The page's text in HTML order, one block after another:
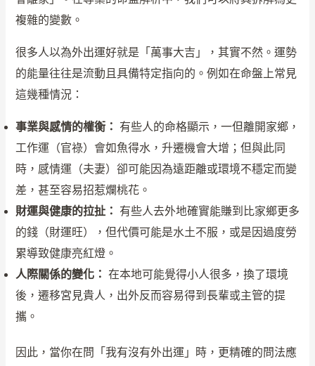
複雜的變數。
很多人以為外出運好就是「萬事大吉」，其實不然。運勢
的能量往往是流動且具備特定指向的。例如在命盤上常見
這幾種情況：
事業與感情的權衡：
有些人的命格顯示，一但離開家鄉，
工作運（官祿）會如魚得水，升遷機會大增；但與此同
時，感情運（夫妻）卻可能因為遠距離或環境不穩定而變
差，甚至容易招惹爛桃花。
財運與健康的拉扯：
有些人去外地確實能賺到比家鄉更多
的錢（財運旺），但代價可能是水土不服，或是因過度勞
累導致健康亮紅燈。
人際關係的變化： 在本地可能覺得小人很多，換了環境
後，遷移宮見貴人，出外反而容易得到長輩或主管的提
攜。
因此，當你在問「我有沒有外出運」時，更精確的問法應